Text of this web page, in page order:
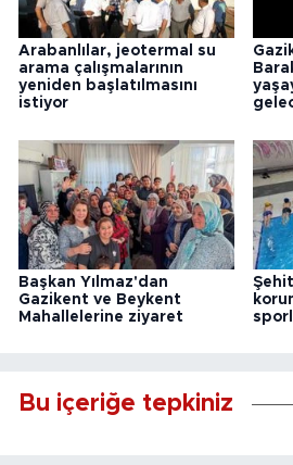
Arabanlılar, jeotermal su
arama çalışmalarının
yeniden başlatılmasını
istiyor
Başkan Yılmaz'dan
Gazikent ve Beykent
Mahallelerine ziyaret
Bu içeriğe tepkiniz